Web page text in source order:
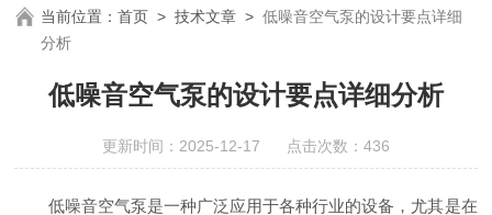
当前位置：首页 >技术文章 >低噪音空气泵的设计要点详细
分析
低噪音空气泵的设计要点详细分析
更新时间：2025-12-17 点击次数：436
低噪音空气泵是一种广泛应用于各种行业的设备，尤其是在